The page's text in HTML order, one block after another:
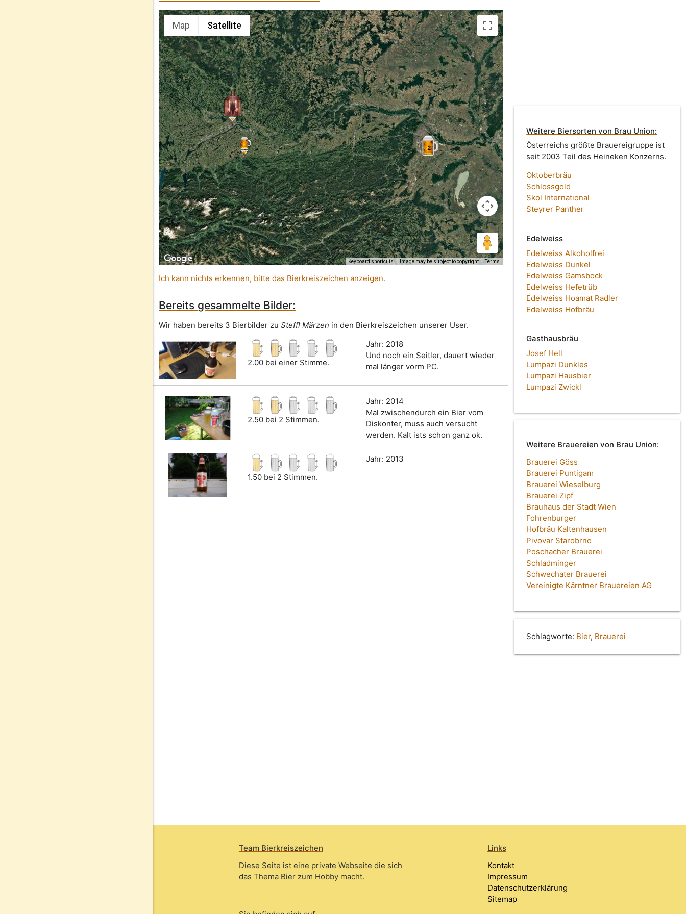
2
Map Satellite
Keyboard shortcuts Image may be subject to copyright Terms
Ich kann nichts erkennen, bitte das Bierkreiszeichen anzeigen.
Bereits gesammelte Bilder:
Wir haben bereits 3 Bierbilder zuSteffl Märzen in den Bierkreiszeichen unserer User.
2.00 bei einer Stimme.
Jahr: 2018
Und noch ein Seitler, dauert wieder
mal länger vorm PC.
2.50 bei 2 Stimmen.
Jahr: 2014
Mal zwischendurch ein Bier vom
Diskonter, muss auch versucht
werden. Kalt ists schon ganz ok.
1.50 bei 2 Stimmen.
Jahr: 2013
Weitere Biersorten von Brau Union:
Österreichs größte Brauereigruppe ist
seit 2003 Teil des Heineken Konzerns.
Oktoberbräu
Schlossgold
Skol International
Steyrer Panther
Edelweiss
Edelweiss Alkoholfrei
Edelweiss Dunkel
Edelweiss Gamsbock
Edelweiss Hefetrüb
Edelweiss Hoamat Radler
Edelweiss Hofbräu
Gasthausbräu
Josef Hell
Lumpazi Dunkles
Lumpazi Hausbier
Lumpazi Zwickl
Weitere Brauereien von Brau Union:
Brauerei Göss
Brauerei Puntigam
Brauerei Wieselburg
Brauerei Zipf
Brauhaus der Stadt Wien
Fohrenburger
Hofbräu Kaltenhausen
Pivovar Starobrno
Poschacher Brauerei
Schladminger
Schwechater Brauerei
Vereinigte Kärntner Brauereien AG
Schlagworte: Bier, Brauerei
Team Bierkreiszeichen
Diese Seite ist eine private Webseite die sich
das Thema Bier zum Hobby macht.
Links
Kontakt
Impressum
Datenschutzerklärung
Sitemap